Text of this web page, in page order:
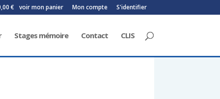
voir mon panier Mon compte S'identifier
€
Stages mémoire Contact CLIS